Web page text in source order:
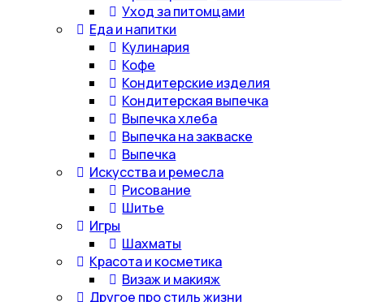
Уход за питомцами
Еда и напитки
Кулинария
Кофе
Кондитерские изделия
Кондитерская выпечка
Выпечка хлеба
Выпечка на закваске
Выпечка
Искусства и ремесла
Рисование
Шитье
Игры
Шахматы
Красота и косметика
Визаж и макияж
Другое про стиль жизни